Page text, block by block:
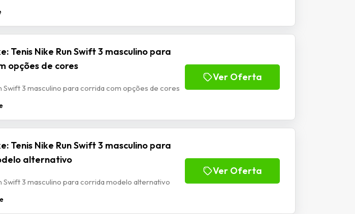
Tenis Nike Run Swift 3 masculino para
opções de cores
Swift 3 masculino para corrida com opções de cores
Ver Oferta
Tenis Nike Run Swift 3 masculino para
alternativo
Swift 3 masculino para corrida modelo alternativo
Ver Oferta